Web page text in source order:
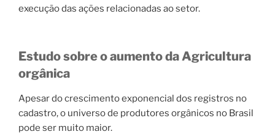
execução das ações relacionadas ao setor.
Estudo sobre o aumento da Agricultura
orgânica
Apesar do crescimento exponencial dos registros no
cadastro, o universo de produtores orgânicos no Brasil
pode ser muito maior.